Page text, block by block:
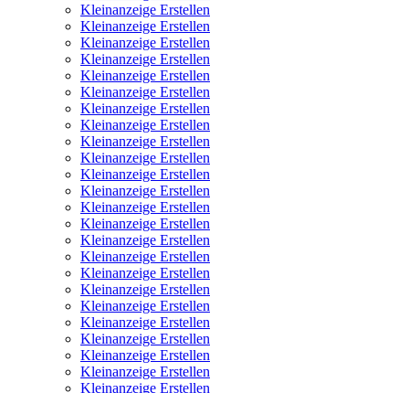
Kleinanzeige Erstellen
Kleinanzeige Erstellen
Kleinanzeige Erstellen
Kleinanzeige Erstellen
Kleinanzeige Erstellen
Kleinanzeige Erstellen
Kleinanzeige Erstellen
Kleinanzeige Erstellen
Kleinanzeige Erstellen
Kleinanzeige Erstellen
Kleinanzeige Erstellen
Kleinanzeige Erstellen
Kleinanzeige Erstellen
Kleinanzeige Erstellen
Kleinanzeige Erstellen
Kleinanzeige Erstellen
Kleinanzeige Erstellen
Kleinanzeige Erstellen
Kleinanzeige Erstellen
Kleinanzeige Erstellen
Kleinanzeige Erstellen
Kleinanzeige Erstellen
Kleinanzeige Erstellen
Kleinanzeige Erstellen